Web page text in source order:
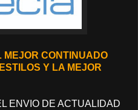
CONTINUADO
Y LA MEJOR
ENVIO DE ACTUALIDAD